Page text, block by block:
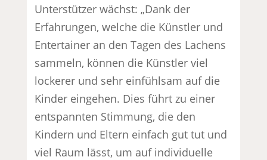
Unterstützer wächst: „Dank der
Erfahrungen, welche die Künstler und
Entertainer an den Tagen des Lachens
sammeln, können die Künstler viel
lockerer und sehr einfühlsam auf die
Kinder eingehen. Dies führt zu einer
entspannten Stimmung, die den
Kindern und Eltern einfach gut tut und
viel Raum lässt, um auf individuelle